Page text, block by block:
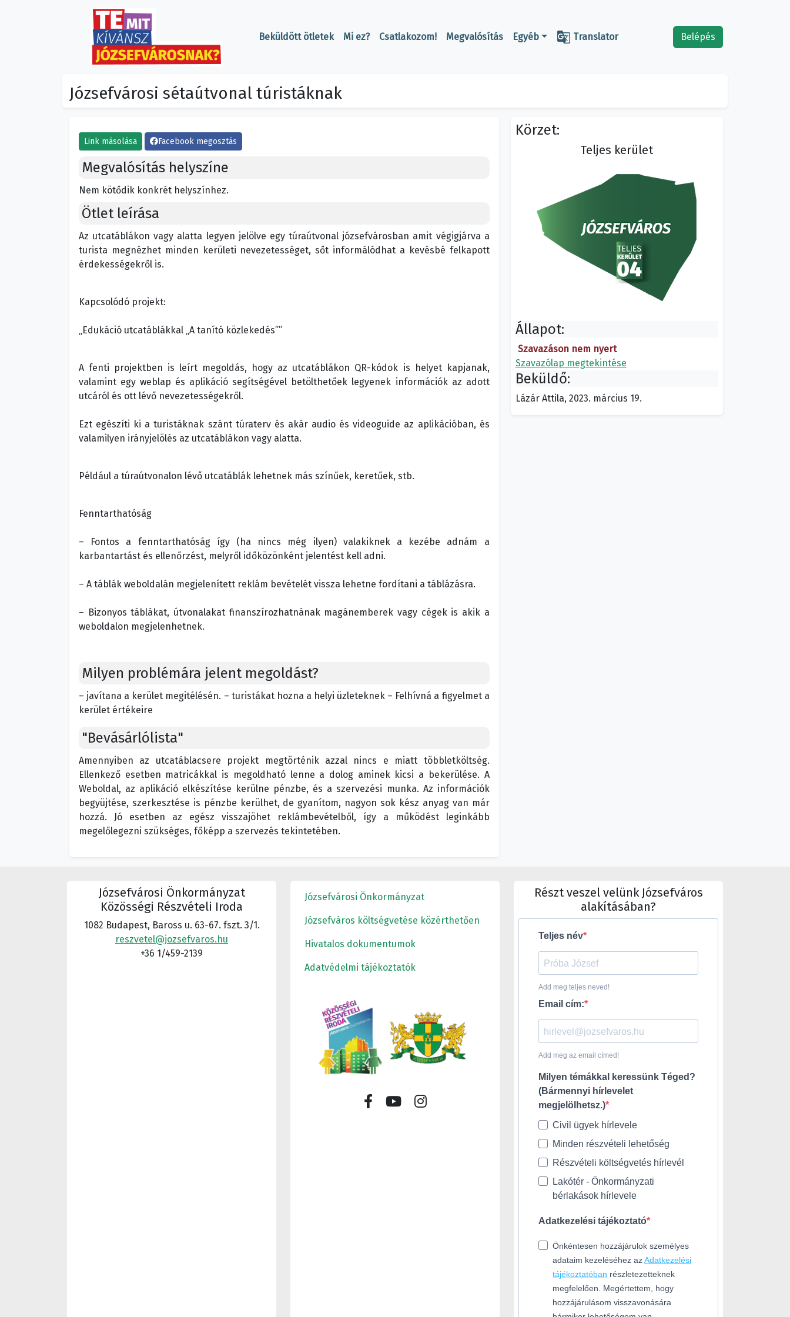
Beküldött ötletek Mi ez? Csatlakozom! Megvalósítás Egyéb  Translator Belépés
Józsefvárosi sétaútvonal túristáknak
Link másolása Facebook megosztás
Megvalósítás helyszíne
Nem kötődik konkrét helyszínhez.
Ötlet leírása
Az utcatáblákon vagy alatta legyen jelölve egy túraútvonal józsefvárosban amit végigjárva a
turista megnézhet minden kerületi nevezetességet, sőt informálódhat a kevésbé felkapott
érdekességekről is.
Kapcsolódó projekt:
„Edukáció utcatáblákkal „A tanító közlekedés””
A fenti projektben is leírt megoldás, hogy az utcatáblákon QR-kódok is helyet kapjanak,
valamint egy weblap és aplikáció segítségével betölthetőek legyenek információk az adott
utcáról és ott lévő nevezetességekről.
Ezt egészíti ki a turistáknak szánt túraterv és akár audio és videoguide az aplikációban, és
valamilyen irányjelölés az utcatáblákon vagy alatta.
Például a túraútvonalon lévő utcatáblák lehetnek más színűek, keretűek, stb.
Fenntarthatóság
– Fontos a fenntarthatóság így (ha nincs még ilyen) valakiknek a kezébe adnám a
karbantartást és ellenőrzést, melyről időközönként jelentést kell adni.
– A táblák weboldalán megjelenített reklám bevételét vissza lehetne fordítani a táblázásra.
– Bizonyos táblákat, útvonalakat finanszírozhatnának magánemberek vagy cégek is akik a
weboldalon megjelenhetnek.
Milyen problémára jelent megoldást?
– javítana a kerület megitélésén. – turistákat hozna a helyi üzleteknek – Felhívná a figyelmet a
kerület értékeire
"Bevásárlólista"
Amennyiben az utcatáblacsere projekt megtörténik azzal nincs e miatt többletköltség.
Ellenkező esetben matricákkal is megoldható lenne a dolog aminek kicsi a bekerülése. A
Weboldal, az aplikáció elkészítése kerülne pénzbe, és a szervezési munka. Az információk
begyüjtése, szerkesztése is pénzbe kerülhet, de gyanítom, nagyon sok kész anyag van már
hozzá. Jó esetben az egész visszajöhet reklámbevételből, így a működést leginkább
megelőlegezni szükséges, főképp a szervezés tekintetében.
Körzet:
Teljes kerület
Állapot:
Szavazáson nem nyert
Szavazólap megtekintése
Beküldő:
Lázár Attila, 2023. március 19.
Józsefvárosi Önkormányzat
Közösségi Részvételi Iroda
1082 Budapest, Baross u. 63-67. fszt. 3/1.
reszvetel@jozsefvaros.hu
+36 1/459-2139
Józsefvárosi Önkormányzat
Józsefváros költségvetése közérthetően
Hivatalos dokumentumok
Adatvédelmi tájékoztatók
Részt veszel velünk Józsefváros
alakításában?
Teljes név
Add meg teljes neved!
Email cím:
Add meg az email címed!
Milyen témákkal keressünk Téged?
(Bármennyi hírlevelet
megjelölhetsz.)
Civil ügyek hírlevele
Minden részvételi lehetőség
Részvételi költségvetés hírlevél
Lakótér - Önkormányzati
bérlakások hírlevele
Adatkezelési tájékoztató
Önkéntesen hozzájárulok személyes
adataim kezeléséhez azAdatkezelési
tájékoztatóban részletezetteknek
megfelelően. Megértettem, hogy
hozzájárulásom visszavonására